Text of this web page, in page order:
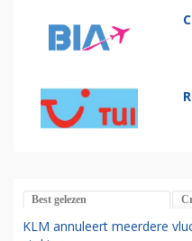
Best gelezen
KLM annuleert meerdere